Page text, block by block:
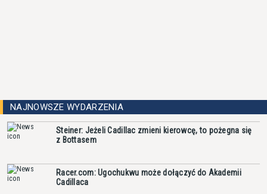
NAJNOWSZE WYDARZENIA
Steiner: Jeżeli Cadillac zmieni kierowcę, to pożegna się
z Bottasem
Racer.com: Ugochukwu może dołączyć do Akademii
Cadillaca